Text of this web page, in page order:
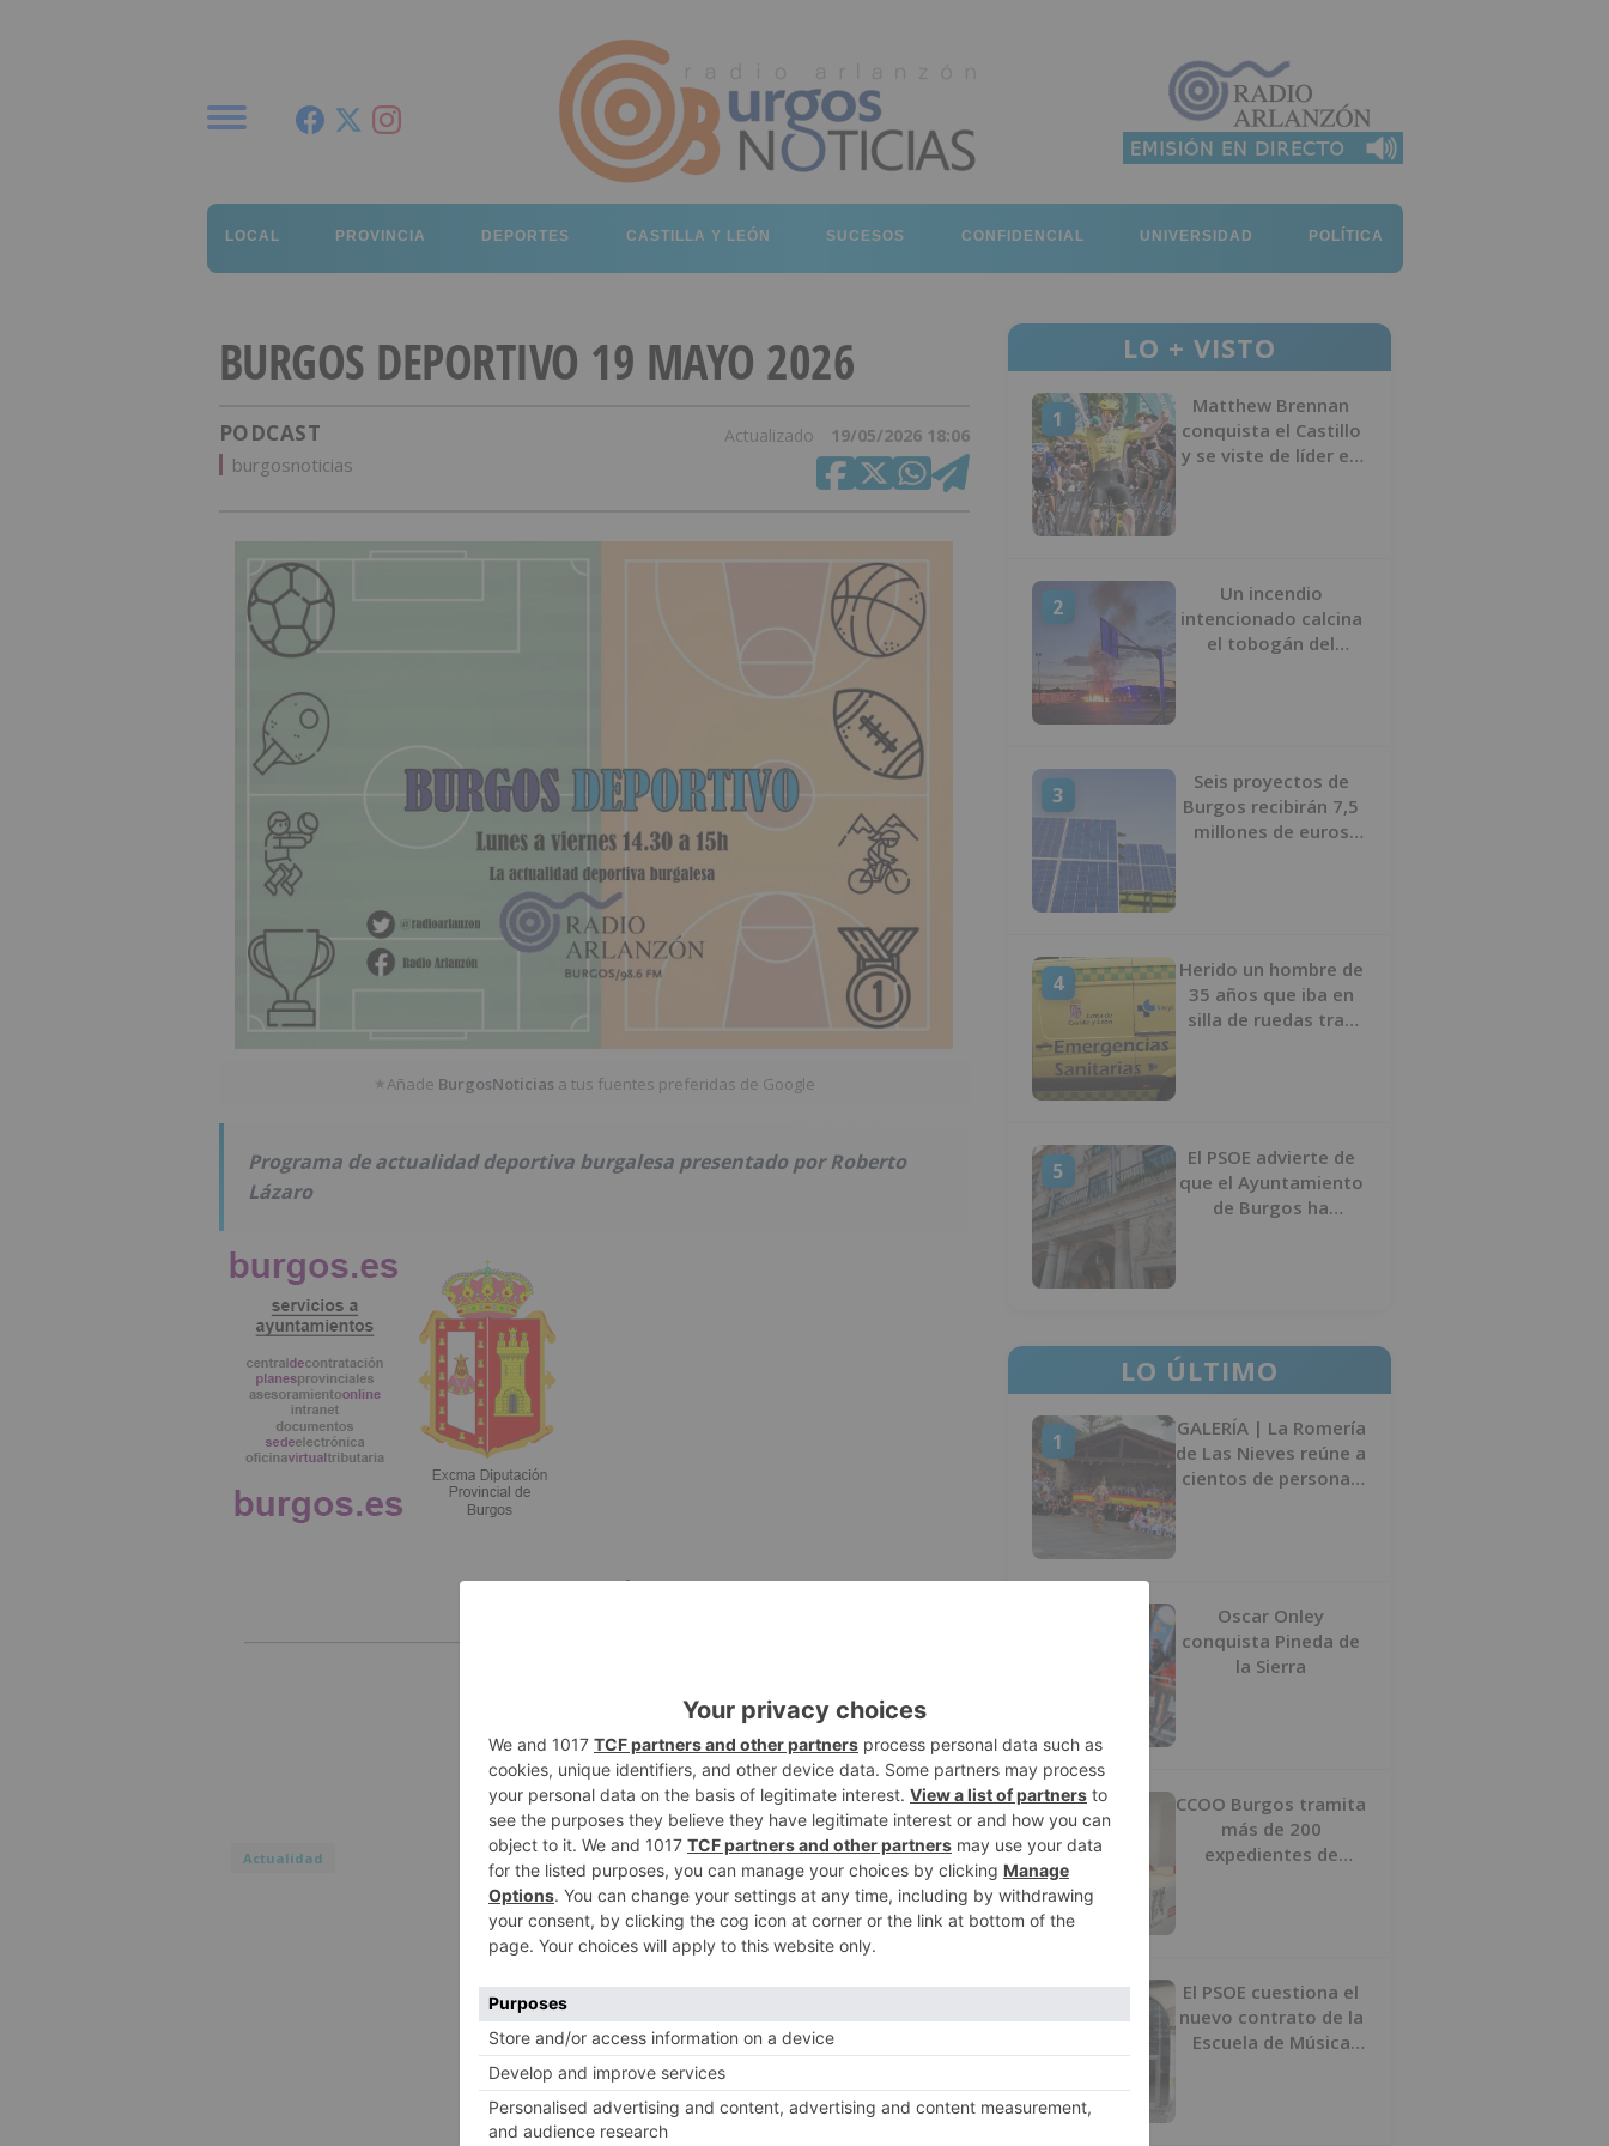
LOCAL PROVINCIA DEPORTES CASTILLA Y LEÓN SUCESOS CONFIDENCIAL UNIVERSIDAD POLÍTICA
BURGOS DEPORTIVO 19 MAYO 2026
PODCAST Actualizado 19/05/2026 18:06
burgosnoticias
★Añade BurgosNoticias a tus fuentes preferidas de Google
Programa de actualidad deportiva burgalesa presentado por Roberto
Lázaro
Actualidad
LO + VISTO
1
Matthew Brennan
conquista el Castillo
y se viste de líder en
2
Un incendio
intencionado calcina
el tobogán del
3
Seis proyectos de
Burgos recibirán 7,5
millones de euros
4
Herido un hombre de
35 años que iba en
silla de ruedas tras
5
El PSOE advierte de
que el Ayuntamiento
de Burgos ha
LO ÚLTIMO
1
GALERÍA | La Romería
de Las Nieves reúne a
cientos de personas
Oscar Onley
conquista Pineda de
la Sierra
3
CCOO Burgos tramita
más de 200
expedientes de
El PSOE cuestiona el
nuevo contrato de la
Escuela de Música